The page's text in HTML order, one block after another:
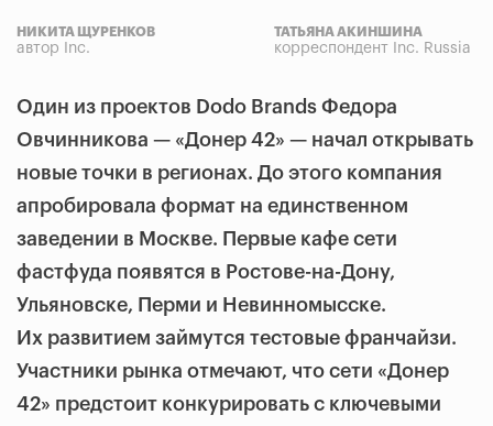
НИКИТА ЩУРЕНКОВ
автор Inc.
ТАТЬЯНА АКИНШИНА
корреспондент Inc. Russia
Один из проектов Dodo Brands Федора
Овчинникова — «Донер 42» — начал открывать
новые точки в регионах. До этого компания
апробировала формат на единственном
заведении в Москве. Первые кафе сети
фастфуда появятся в Ростове-на-Дону,
Ульяновске, Перми и Невинномысске.
Их развитием займутся тестовые франчайзи.
Участники рынка отмечают, что сети «Донер
42» предстоит конкурировать с ключевыми